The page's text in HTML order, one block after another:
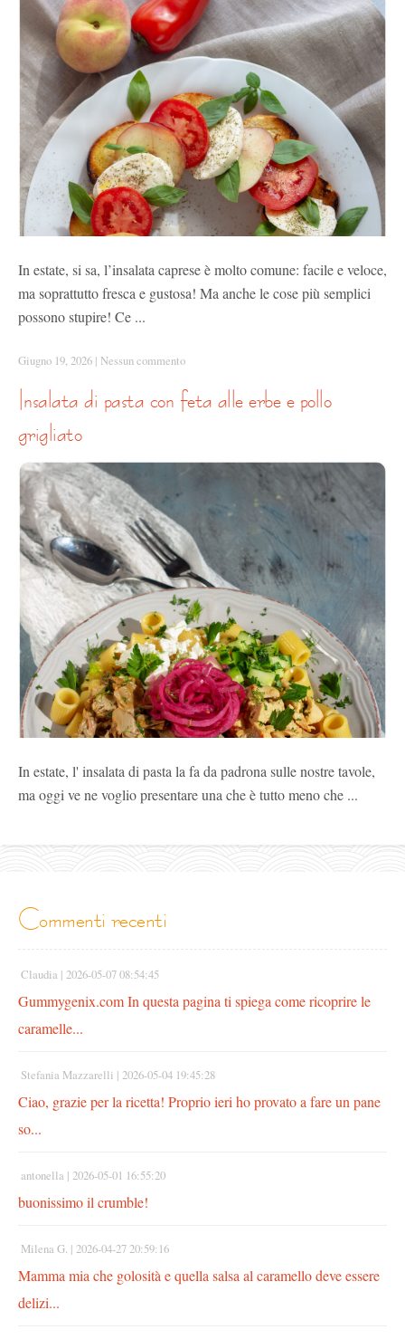
In estate, si sa, l’insalata caprese è molto comune: facile e veloce,
ma soprattutto fresca e gustosa! Ma anche le cose più semplici
possono stupire! Ce ...
Giugno 19, 2026 | Nessun commento
insalata di pasta con feta alle erbe e pollo
grigliato
In estate, l' insalata di pasta la fa da padrona sulle nostre tavole,
ma oggi ve ne voglio presentare una che è tutto meno che ...
commenti recenti
Claudia | 2026-05-07 08:54:45
Gummygenix.com In questa pagina ti spiega come ricoprire le
caramelle...
Stefania Mazzarelli | 2026-05-04 19:45:28
Ciao, grazie per la ricetta! Proprio ieri ho provato a fare un pane
so...
antonella | 2026-05-01 16:55:20
buonissimo il crumble!
Milena G. | 2026-04-27 20:59:16
Mamma mia che golosità e quella salsa al caramello deve essere
delizi...